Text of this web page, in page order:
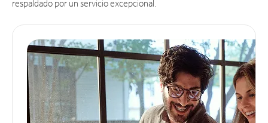
respaldado por un servicio excepcional.